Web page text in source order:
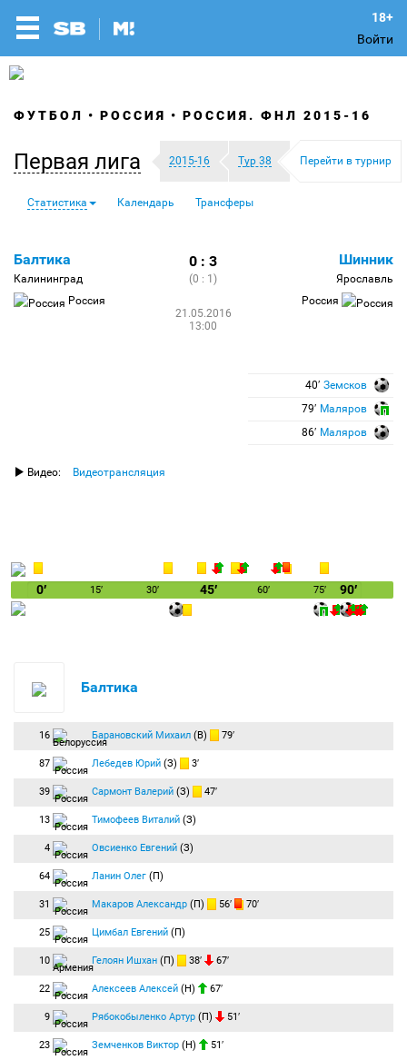
Войти
ФУТБОЛ РОССИЯ РОССИЯ. ФНЛ 2015-16
Первая лига 2015-16 Тур 38 Перейти в турнир
Статистика Календарь Трансферы
Балтика
Калининград
Россия
0 : 3
(0 : 1)
21.05.2016
13:00
Шинник
Ярославль
Россия
40′ Земсков
79′ Маляров
86′ Маляров
Видео: Видеотрансляция
0′ 15′ 30′ 45′ 60′ 75′ 90′
Балтика
16 Барановский Михаил (В) 79′
87 Лебедев Юрий (З) 3′
39 Сармонт Валерий (З) 47′
13 Тимофеев Виталий (З)
4 Овсиенко Евгений (З)
64 Ланин Олег (П)
31 Макаров Александр (П) 56′ 70′
25 Цимбал Евгений (П)
10 Гелоян Ишхан (П) 38′ 67′
22 Алексеев Алексей (Н) 67′
9 Рябокобыленко Артур (П) 51′
23 Земченков Виктор (Н) 51′